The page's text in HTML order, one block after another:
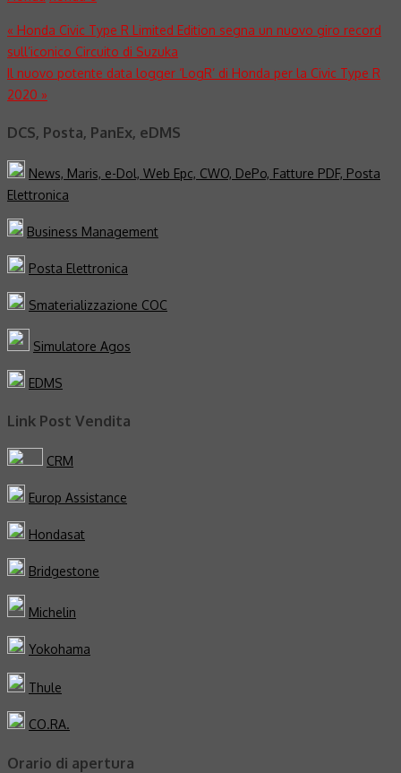
Navigazione
articoli
« Honda Civic Type R Limited Edition segna un nuovo giro record
sull’iconico Circuito di Suzuka
Il nuovo potente data logger ‘LogR’ di Honda per la Civic Type R
2020 »
DCS, Posta, PanEx, eDMS
News, Maris, e-Dol, Web Epc, CWO, DePo, Fatture PDF, Posta
Elettronica
Business Management
Posta Elettronica
Smaterializzazione COC
Simulatore Agos
EDMS
Link Post Vendita
CRM
Europ Assistance
Hondasat
Bridgestone
Michelin
Yokohama
Thule
CO.RA.
Orario di apertura